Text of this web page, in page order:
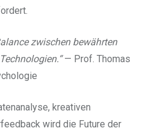
zwischen bewährten
— Prof. Thomas
kreativen
wird die Future der